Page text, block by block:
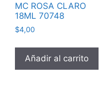
MC ROSA CLARO
18ML 70748
$4,00
Añadir al carrito